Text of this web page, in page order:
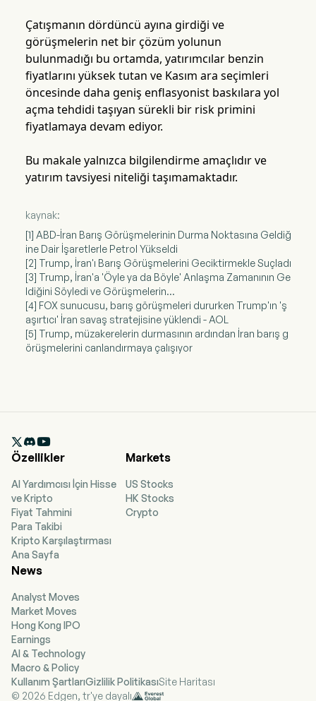
Çatışmanın dördüncü ayına girdiği ve
görüşmelerin net bir çözüm yolunun
bulunmadığı bu ortamda, yatırımcılar benzin
fiyatlarını yüksek tutan ve Kasım ara seçimleri
öncesinde daha geniş enflasyonist baskılara yol
açma tehdidi taşıyan sürekli bir risk primini
fiyatlamaya devam ediyor.
Bu makale yalnızca bilgilendirme amaçlıdır ve
yatırım tavsiyesi niteliği taşımamaktadır.
kaynak:
[1] ABD-İran Barış Görüşmelerinin Durma Noktasına Geldiğ
ine Dair İşaretlerle Petrol Yükseldi
[2] Trump, İran'ı Barış Görüşmelerini Geciktirmekle Suçladı
[3] Trump, İran'a 'Öyle ya da Böyle' Anlaşma Zamanının Ge
ldiğini Söyledi ve Görüşmelerin...
[4] FOX sunucusu, barış görüşmeleri dururken Trump'ın 'ş
aşırtıcı' İran savaş stratejisine yüklendi - AOL
[5] Trump, müzakerelerin durmasının ardından İran barış g
örüşmelerini canlandırmaya çalışıyor

Özellikler
AI Yardımcısı İçin Hisse
ve Kripto
Fiyat Tahmini
Para Takibi
Kripto Karşılaştırması
Ana Sayfa
Markets
US Stocks
HK Stocks
Crypto
News
Analyst Moves
Market Moves
Hong Kong IPO
Earnings
AI & Technology
Macro & Policy
Kullanım ŞartlarıGizlilik PolitikasıSite Haritası
© 2026 Edgen, tr'ye dayalı